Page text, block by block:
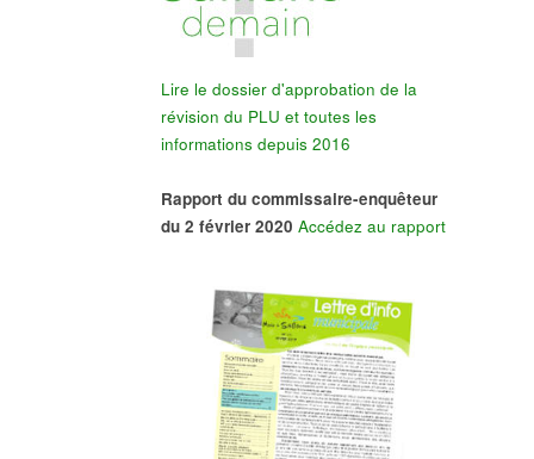
Lire le dossier d'approbation de la
révision du PLU et toutes les
informations depuis 2016
Rapport du commissaire-enquêteur
du 2 février 2020 Accédez au rapport